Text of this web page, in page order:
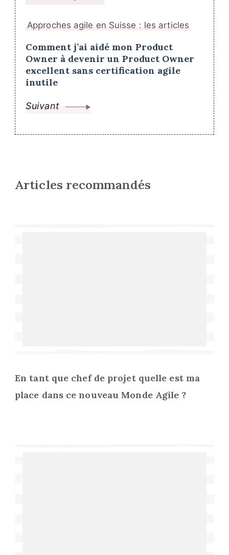
Approches agile en Suisse : les articles
Comment j’ai aidé mon Product
Owner à devenir un Product Owner
excellent sans certification agile
inutile
Suivant
Articles recommandés
En tant que chef de projet quelle est ma
place dans ce nouveau Monde Agile ?